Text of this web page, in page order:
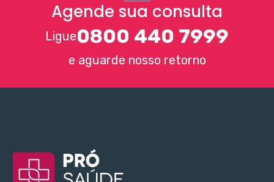
Agende sua consulta
Ligue0800 440 7999
e aguarde nosso retorno